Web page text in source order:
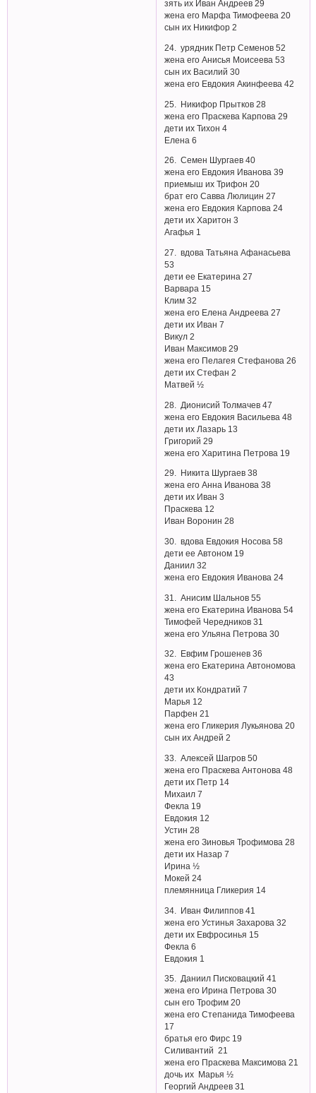
зять их Иван Андреев 29
жена его Марфа Тимофеева 20
сын их Никифор 2
24. урядник Петр Семенов 52
жена его Анисья Моисеева 53
сын их Василий 30
жена его Евдокия Акинфеева 42
25. Никифор Прытков 28
жена его Праскева Карпова 29
дети их Тихон 4
Елена 6
26. Семен Шургаев 40
жена его Евдокия Иванова 39
приемыш их Трифон 20
брат его Савва Люлицин 27
жена его Евдокия Карпова 24
дети их Харитон 3
Агафья 1
27. вдова Татьяна Афанасьева
53
дети ее Екатерина 27
Варвара 15
Клим 32
жена его Елена Андреева 27
дети их Иван 7
Викул 2
Иван Максимов 29
жена его Пелагея Стефанова 26
дети их Стефан 2
Матвей ½
28. Дионисий Толмачев 47
жена его Евдокия Васильева 48
дети их Лазарь 13
Григорий 29
жена его Харитина Петрова 19
29. Никита Шургаев 38
жена его Анна Иванова 38
дети их Иван 3
Праскева 12
Иван Воронин 28
30. вдова Евдокия Носова 58
дети ее Автоном 19
Даниил 32
жена его Евдокия Иванова 24
31. Анисим Шальнов 55
жена его Екатерина Иванова 54
Тимофей Чередников 31
жена его Ульяна Петрова 30
32. Евфим Грошенев 36
жена его Екатерина Автономова
43
дети их Кондратий 7
Марья 12
Парфен 21
жена его Гликерия Лукьянова 20
сын их Андрей 2
33. Алексей Шагров 50
жена его Праскева Антонова 48
дети их Петр 14
Михаил 7
Фекла 19
Евдокия 12
Устин 28
жена его Зиновья Трофимова 28
дети их Назар 7
Ирина ½
Мокей 24
племянница Гликерия 14
34. Иван Филиппов 41
жена его Устинья Захарова 32
дети их Евфросинья 15
Фекла 6
Евдокия 1
35. Даниил Писковацкий 41
жена его Ирина Петрова 30
сын его Трофим 20
жена его Степанида Тимофеева
17
братья его Фирс 19
Силивантий 21
жена его Праскева Максимова 21
дочь их Марья ½
Георгий Андреев 31